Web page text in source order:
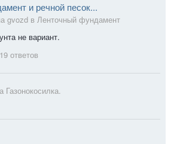
и речной песок...
gvozd в Ленточный фундамент
не вариант.
19 ответов
Газонокосилка.